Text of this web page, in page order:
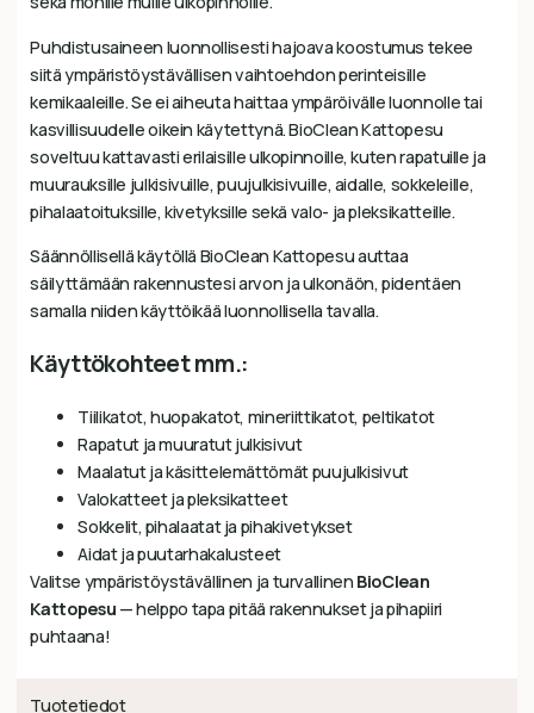
Puhdistusaineen luonnollisesti hajoava koostumus tekee
siitä ympäristöystävällisen vaihtoehdon perinteisille
kemikaaleille. Se ei aiheuta haittaa ympäröivälle luonnolle tai
kasvillisuudelle oikein käytettynä. BioClean Kattopesu
soveltuu kattavasti erilaisille ulkopinnoille, kuten rapatuille ja
muurauksille julkisivuille, puujulkisivuille, aidalle, sokkeleille,
pihalaatoituksille, kivetyksille sekä valo- ja pleksikatteille.
Säännöllisellä käytöllä BioClean Kattopesu auttaa
säilyttämään rakennustesi arvon ja ulkonäön, pidentäen
samalla niiden käyttöikää luonnollisella tavalla.
Käyttökohteet mm.:
Tiilikatot, huopakatot, mineriittikatot, peltikatot
Rapatut ja muuratut julkisivut
Maalatut ja käsittelemättömät puujulkisivut
Valokatteet ja pleksikatteet
Sokkelit, pihalaatat ja pihakivetykset
Aidat ja puutarhakalusteet
Valitse ympäristöystävällinen ja turvallinen BioClean
Kattopesu — helppo tapa pitää rakennukset ja pihapiiri
puhtaana!
Tuotetiedot